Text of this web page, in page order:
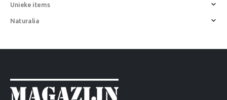
Unieke items
Naturalia